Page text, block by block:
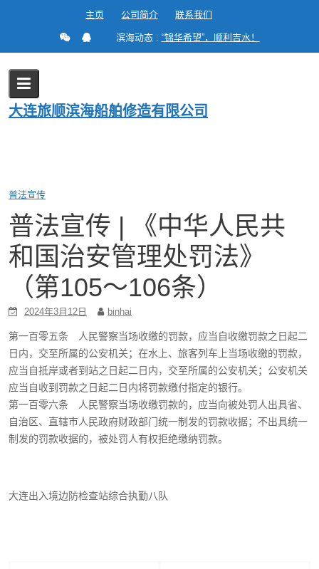
主页 公司简介 联系我们
滨海动态 : “锦华希望”，顺利吉水！
大连旅顺滨海船舶修造有限公司
Blog
Home 2024 3 月
12
普法宣传
普法宣传 | 《中华人民共
和国治安管理处罚法》
（第105～106条）
2024年3月12日 binhai
第一百零五条 人民警察当场收缴的罚款，应当自收缴罚款之日起二
日内，交至所属的公安机关；在水上、旅客列车上当场收缴的罚款，
应当自抵岸或者到站之日起二日内，交至所属的公安机关；公安机关
应当自收到罚款之日起二日内将罚款缴付指定的银行。
第一百零六条 人民警察当场收缴罚款的，应当向被处罚人出具省、
自治区、直辖市人民政府财政部门统一制发的罚款收据；不出具统一
制发的罚款收据的，被处罚人有权拒绝缴纳罚款。
大连出入境边防检查站综合执勤八队